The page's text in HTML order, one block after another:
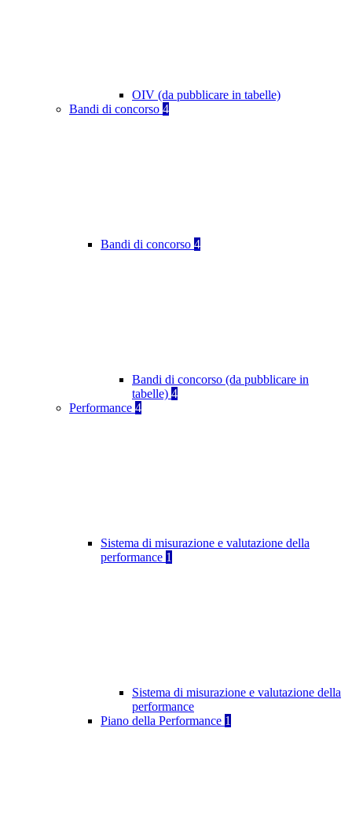
OIV (da pubblicare in tabelle)
Bandi di concorso 4
Bandi di concorso 4
Bandi di concorso (da pubblicare in
tabelle) 4
Performance 4
Sistema di misurazione e valutazione della
performance 1
Sistema di misurazione e valutazione della
performance
Piano della Performance 1